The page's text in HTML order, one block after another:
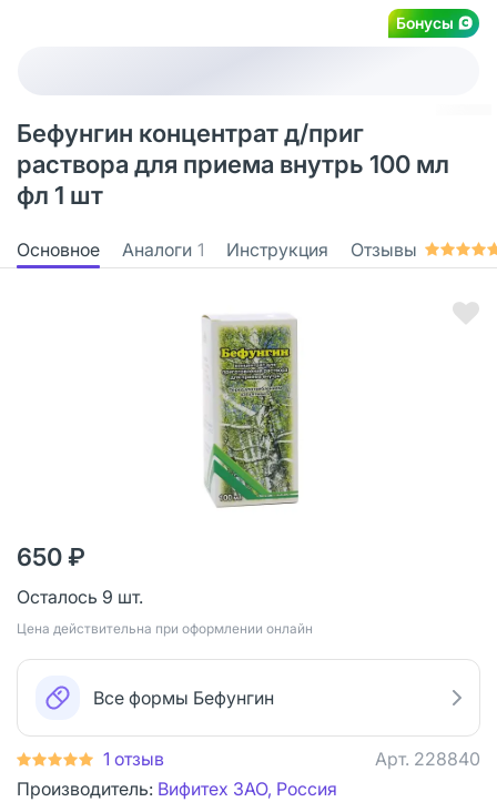
Бонусы
Бефунгин концентрат д/приг
раствора для приема внутрь 100 мл
фл 1 шт
Основное Аналоги 1 Инструкция Отзывы
650 ₽
Осталось 9 шт.
Цена действительна при оформлении онлайн
Все формы Бефунгин
1 отзыв Арт. 228840
Производитель: Вифитех ЗАО, Россия